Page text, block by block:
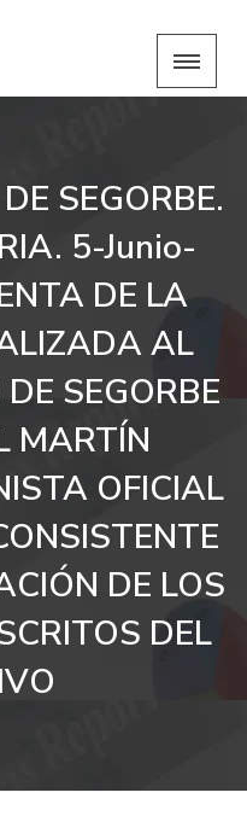
SEGORBE.
5-Junio-
DE LA
AL
SEGORBE
MARTÍN
OFICIAL
DE LOS
DEL